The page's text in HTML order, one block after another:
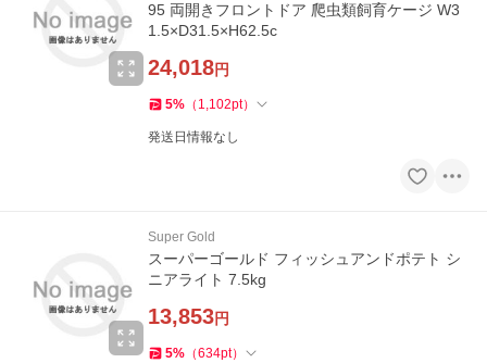
95 両開きフロントドア 爬虫類飼育ケージ W3
1.5×D31.5×H62.5c
24,018円
5% （ 1,102pt）
発送日情報なし
Super Gold
スーパーゴールド フィッシュアンドポテト シ
ニアライト 7.5kg
13,853円
5% （634pt）